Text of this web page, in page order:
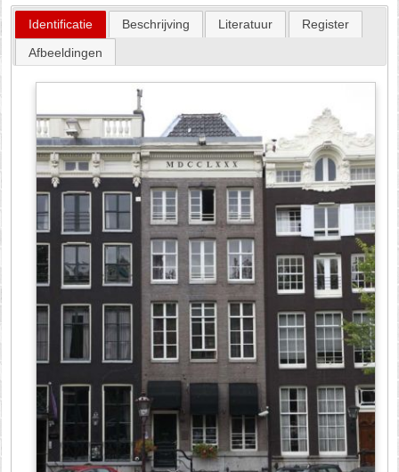
Identificatie Beschrijving Literatuur
Register
Afbeeldingen